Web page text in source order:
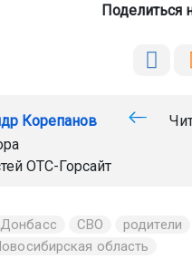
Поделиться
Корепанов
ОТС-Горсайт
Донбасс СВО
родители
область